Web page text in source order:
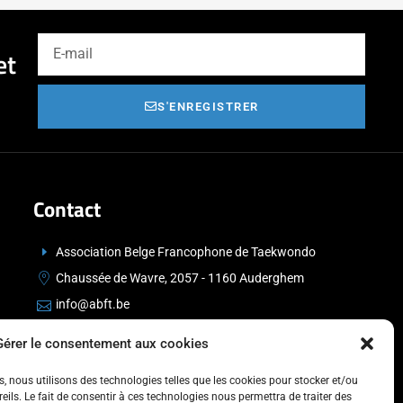
le consentement aux cookies
nous utilisons des technologies telles que les cookies pour stocker et/ou
Le fait de consentir à ces technologies nous permettra de traiter des
S'ENREGISTRER
Contact
Association Belge Francophone de Taekwondo
Chaussée de Wavre, 2057 - 1160 Auderghem
info@abft.be